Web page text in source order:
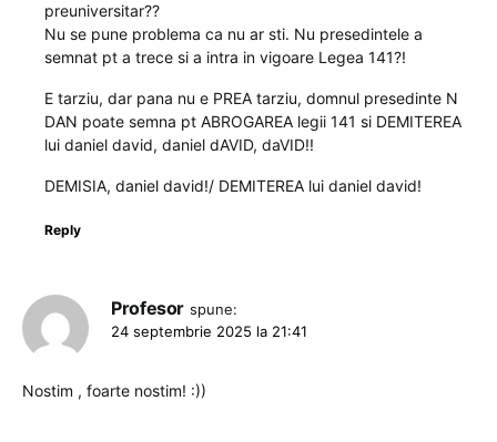
preuniversitar??
Nu se pune problema ca nu ar sti. Nu presedintele a
semnat pt a trece si a intra in vigoare Legea 141?!
E tarziu, dar pana nu e PREA tarziu, domnul presedinte N
DAN poate semna pt ABROGAREA legii 141 si DEMITEREA
lui daniel david, daniel dAVID, daVID!!
DEMISIA, daniel david!/ DEMITEREA lui daniel david!
Reply
Profesor spune:
24 septembrie 2025 la 21:41
Nostim , foarte nostim! :))